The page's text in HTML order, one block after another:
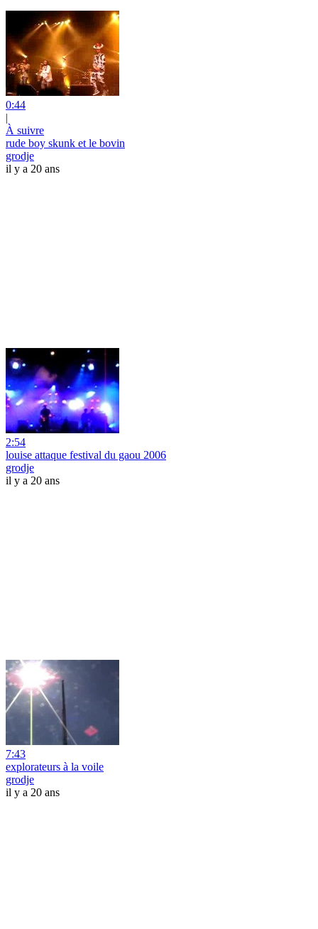
0:44
|
À suivre
rude boy skunk et le bovin
grodje
il y a 20 ans
2:54
louise attaque festival du gaou 2006
grodje
il y a 20 ans
7:43
explorateurs à la voile
grodje
il y a 20 ans